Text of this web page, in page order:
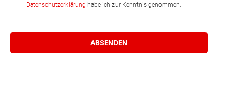
Datenschutzerklärung habe ich zur Kenntnis genommen.